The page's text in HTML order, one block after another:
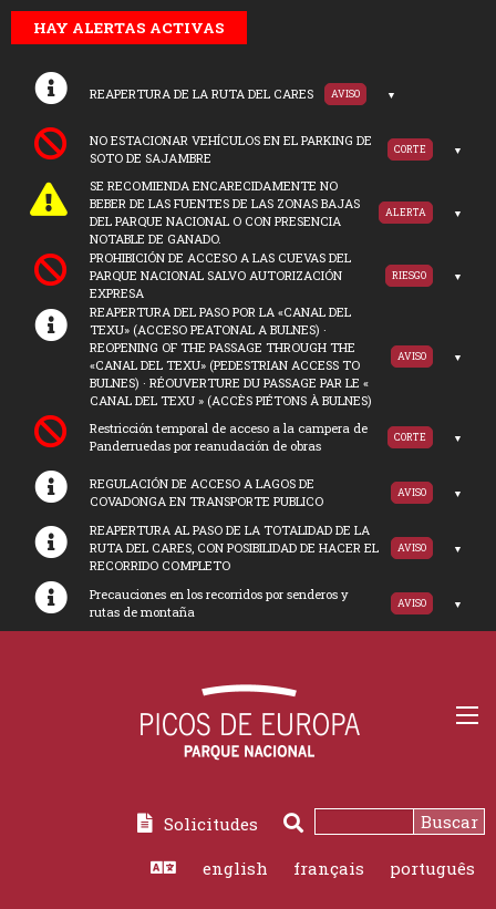
HAY ALERTAS ACTIVAS
REAPERTURA DE LA RUTA DEL CARES AVISO
NO ESTACIONAR VEHÍCULOS EN EL PARKING DE
SOTO DE SAJAMBRE
CORTE
SE RECOMIENDA ENCARECIDAMENTE NO
BEBER DE LAS FUENTES DE LAS ZONAS BAJAS
DEL PARQUE NACIONAL O CON PRESENCIA
NOTABLE DE GANADO.
ALERTA
PROHIBICIÓN DE ACCESO A LAS CUEVAS DEL
PARQUE NACIONAL SALVO AUTORIZACIÓN
EXPRESA
RIESGO
REAPERTURA DEL PASO POR LA «CANAL DEL
TEXU» (ACCESO PEATONAL A BULNES) ·
REOPENING OF THE PASSAGE THROUGH THE
«CANAL DEL TEXU» (PEDESTRIAN ACCESS TO
BULNES) · RÉOUVERTURE DU PASSAGE PAR LE «
CANAL DEL TEXU » (ACCÈS PIÉTONS À BULNES)
AVISO
Restricción temporal de acceso a la campera de
Panderruedas por reanudación de obras
CORTE
REGULACIÓN DE ACCESO A LAGOS DE
COVADONGA EN TRANSPORTE PUBLICO
AVISO
REAPERTURA AL PASO DE LA TOTALIDAD DE LA
RUTA DEL CARES, CON POSIBILIDAD DE HACER EL
RECORRIDO COMPLETO
AVISO
Precauciones en los recorridos por senderos y
rutas de montaña
AVISO
Solicitudes Buscar
english français português